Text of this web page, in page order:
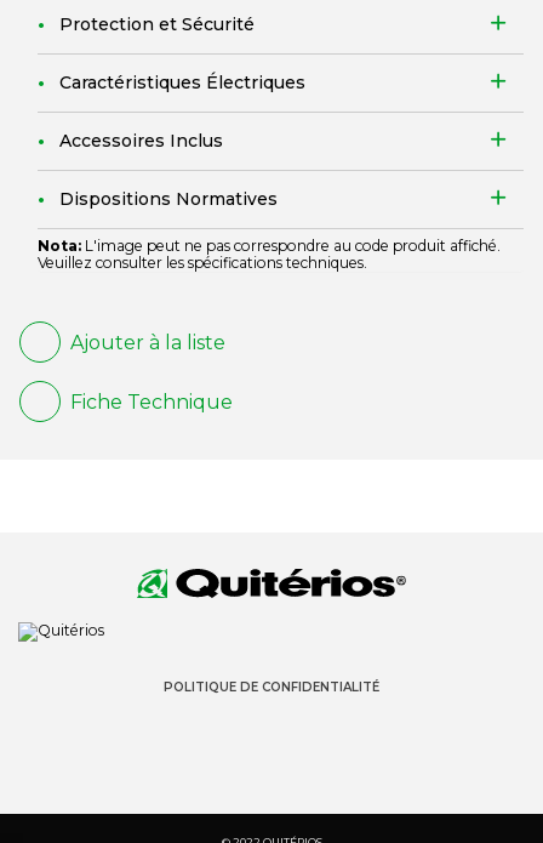
Protection et Sécurité
Caractéristiques Électriques
Accessoires Inclus
Dispositions Normatives
Nota: L'image peut ne pas correspondre au code produit affiché.
Veuillez consulter les spécifications techniques.
Ajouter à la liste
Fiche Technique
POLITIQUE DE CONFIDENTIALITÉ